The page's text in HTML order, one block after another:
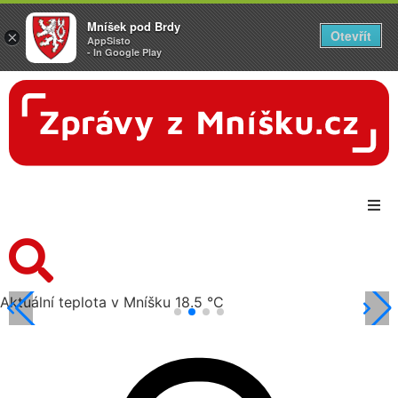
Aktuální teplota v Mníšku 18.5 °C
×
Mníšek pod Brdy
AppSisto
- In Google Play
Otevřít